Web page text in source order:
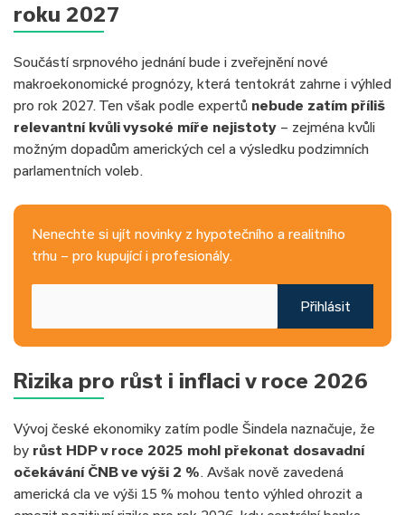
roku 2027
Součástí srpnového jednání bude i zveřejnění nové
makroekonomické prognózy, která tentokrát zahrne i výhled
pro rok 2027. Ten však podle expertů nebude zatím příliš
relevantní kvůli vysoké míře nejistoty – zejména kvůli
možným dopadům amerických cel a výsledku podzimních
parlamentních voleb.
Nenechte si ujít novinky z hypotečního a realitního
trhu – pro kupující i profesionály.
Přihlásit
Rizika pro růst i inflaci v roce 2026
Vývoj české ekonomiky zatím podle Šindela naznačuje, že
by růst HDP v roce 2025 mohl překonat dosavadní
očekávání ČNB ve výši 2 %. Avšak nově zavedená
americká cla ve výši 15 % mohou tento výhled ohrozit a